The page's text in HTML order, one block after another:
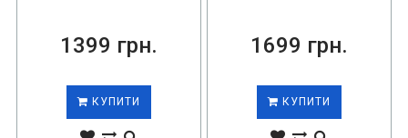
1399 грн.
КУПИТИ
1699 грн.
КУПИТИ